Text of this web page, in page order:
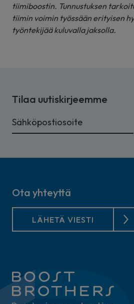
tiimiboostin. Tunnustuksen
tiimin voimin työssään erityisen
työntekijää kuluvalla jaksolla.
Tilaa uutiskirjeemme
Ota yhteyttä
LÄHETÄ VIESTI